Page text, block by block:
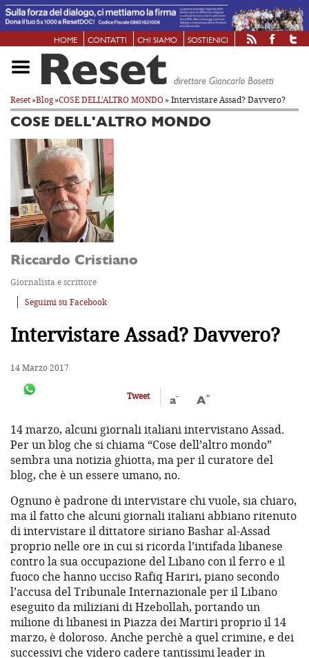
HOME CONTATTI CHI SIAMO SOSTIENICI
Reset»Blog»COSE DELL'ALTRO MONDO» Intervistare Assad? Davvero?
COSE DELL'ALTRO MONDO
Riccardo Cristiano
Giornalista e scrittore
Seguimi su Facebook
Intervistare Assad? Davvero?
14 Marzo 2017
Tweet a- A+
14 marzo, alcuni giornali italiani intervistano Assad.
Per un blog che si chiama “Cose dell’altro mondo”
sembra una notizia ghiotta, ma per il curatore del
blog, che è un essere umano, no.
Ognuno è padrone di intervistare chi vuole, sia chiaro,
ma il fatto che alcuni giornali italiani abbiano ritenuto
di intervistare il dittatore siriano Bashar al-Assad
proprio nelle ore in cui si ricorda l’intifada libanese
contro la sua occupazione del Libano con il ferro e il
fuoco che hanno ucciso Rafiq Hariri, piano secondo
l’accusa del Tribunale Internazionale per il Libano
eseguito da miliziani di Hzebollah, portando un
milione di libanesi in Piazza dei Martiri proprio il 14
marzo, è doloroso. Anche perchè a quel crimine, e dei
successivi che videro cadere tantissimi leader in